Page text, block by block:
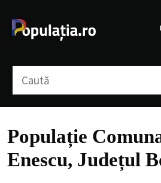
conținut
Populație
Enescu, Județul